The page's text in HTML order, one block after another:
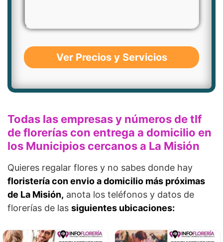
Ver Precios y Servicios
Todas las empresas y números de tlf
de florerías con entrega a domicilio en
los Municipios cercanos a La Misión
Quieres regalar flores y no sabes donde hay
floristería con envio a domicilio más próximas
de La Misión, anota los teléfonos y datos de
florerías de las siguientes ubicaciones: